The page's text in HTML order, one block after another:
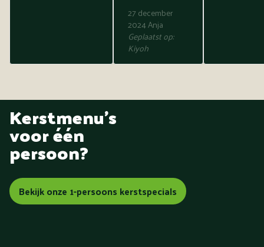
27 december
2024Anja
Geplaatst op:
Kiyoh
Kerstmenu's
voor één
persoon?
Bekijk onze 1-persoons kerstspecials